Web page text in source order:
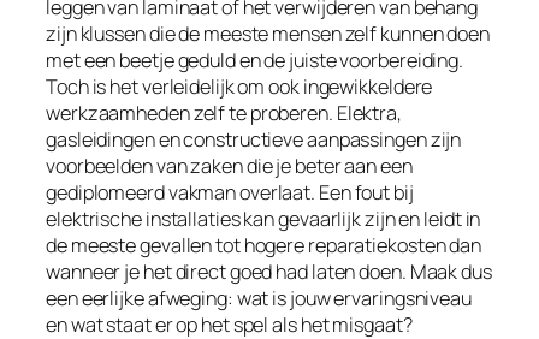
leggen van laminaat of het verwijderen van behang
zijn klussen die de meeste mensen zelf kunnen doen
met een beetje geduld en de juiste voorbereiding.
Toch is het verleidelijk om ook ingewikkeldere
werkzaamheden zelf te proberen. Elektra,
gasleidingen en constructieve aanpassingen zijn
voorbeelden van zaken die je beter aan een
gediplomeerd vakman overlaat. Een fout bij
elektrische installaties kan gevaarlijk zijn en leidt in
de meeste gevallen tot hogere reparatiekosten dan
wanneer je het direct goed had laten doen. Maak dus
een eerlijke afweging: wat is jouw ervaringsniveau
en wat staat er op het spel als het misgaat?